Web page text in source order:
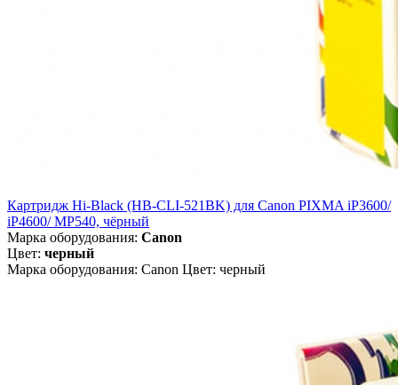
Картридж Hi-Black (HB-CLI-521BK) для Canon PIXMA iP3600/
iP4600/ MP540, чёрный
Марка оборудования: Canon
Цвет: черный
Марка оборудования: Canon Цвет: черный